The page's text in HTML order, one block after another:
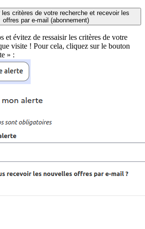
les critères de votre recherche et recevoir les
offres par e-mail (abonnement)
et évitez de ressaisir les critères de votre
visite ! Pour cela, cliquez sur le bouton
» :